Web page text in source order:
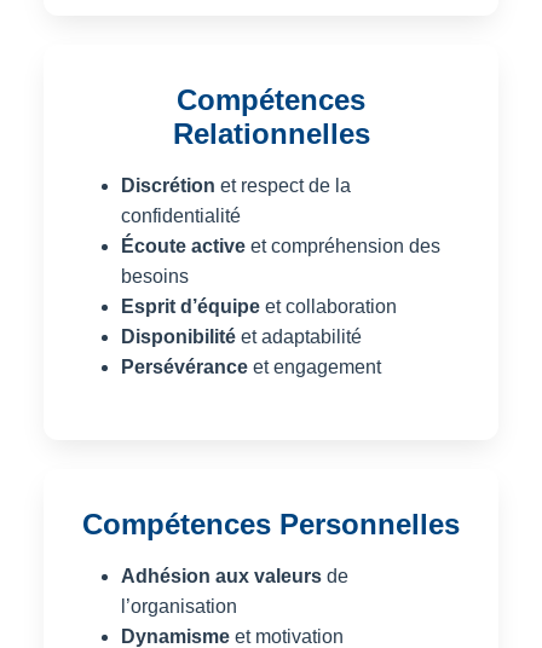
Compétences
Relationnelles
Discrétion et respect de la
confidentialité
Écoute active et compréhension des
besoins
Esprit d’équipe et collaboration
Disponibilité et adaptabilité
Persévérance et engagement
Compétences Personnelles
Adhésion aux valeurs de
l’organisation
Dynamisme et motivation